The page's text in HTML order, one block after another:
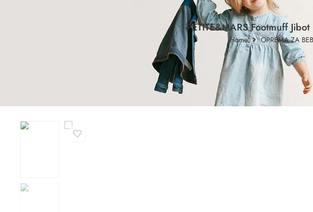
PETITE&MARS Footmuff
Home OPREMA ZA